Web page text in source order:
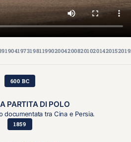
1904197319811990200420082010201420152019
600 BC
PARTITA DI POLO
documentata tra Cina e Persia.
1859